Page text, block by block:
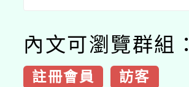
內文可瀏覽群組：
註冊會員 訪客